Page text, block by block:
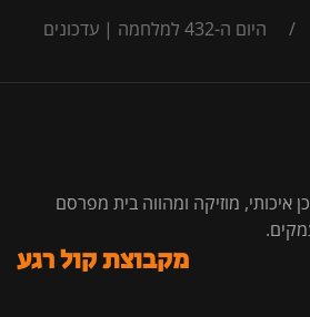
/ היום ה-432 למלחמה | עדכונים
איכותי, מוזיקה ומהווה בית מפרסם
מקבוצת קול רגע